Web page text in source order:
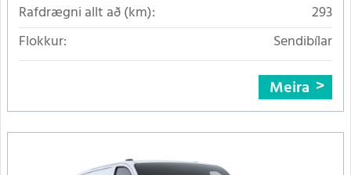
Rafdrægni allt að (km):
293
Flokkur:
Sendibílar
Meira